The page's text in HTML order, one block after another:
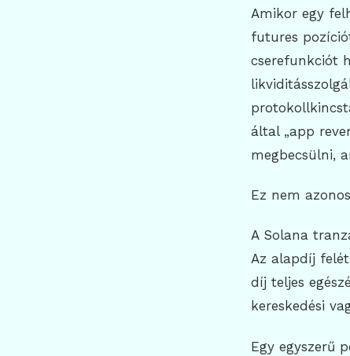
Amikor egy
futures
cserefunkciót
által „app
megbecsülni,
Ez nem
A Solana
Az alapdíj
díj teljes
kereskedési
Egy egyszerű